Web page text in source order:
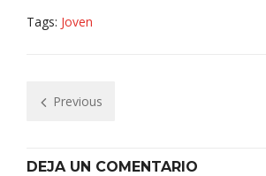
Tags: Joven
Previous
DEJA UN COMENTARIO